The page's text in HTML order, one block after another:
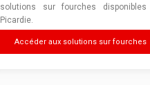
solutions sur fourches disponibles
Picardie.
Accéder aux solutions sur fourches